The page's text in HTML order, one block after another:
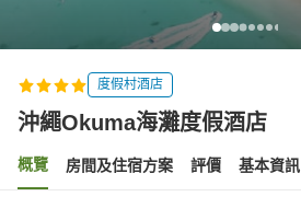
度假村酒店
沖繩Okuma海灘度假酒店
概覽 房間及住宿方案 評價 基本資訊